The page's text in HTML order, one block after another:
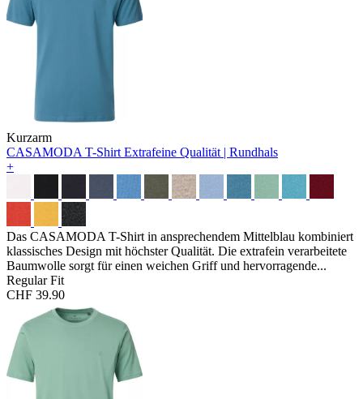
Kurzarm
CASAMODA T-Shirt Extrafeine Qualität | Rundhals
+
Das CASAMODA T-Shirt in ansprechendem Mittelblau kombiniert
klassisches Design mit höchster Qualität. Die extrafein verarbeitete
Baumwolle sorgt für einen weichen Griff und hervorragende...
Regular Fit
CHF 39.90